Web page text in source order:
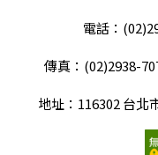
電話：
傳真：(02)2938-
地址：116302 台北